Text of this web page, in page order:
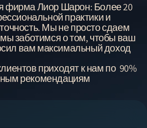
фирма Лиор Шарон: Более 20
практики и
Мы не просто сдаем
заботимся о том, чтобы ваш
вам максимальный доход
клиентов приходят к нам по
рекомендациям